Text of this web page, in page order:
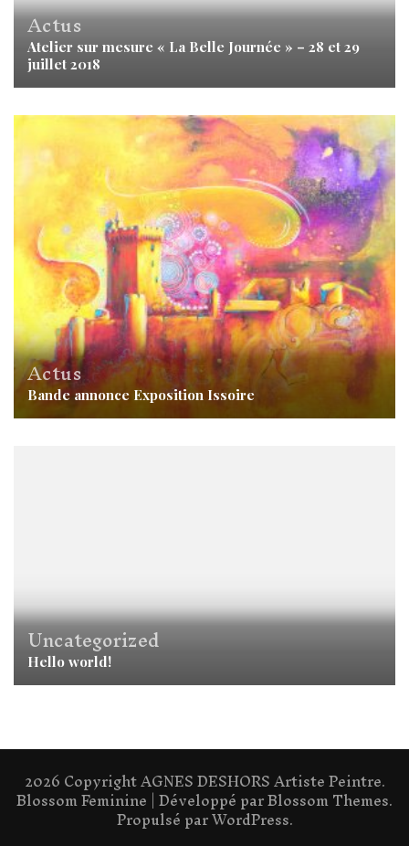
Actus
Atelier sur mesure « La Belle Journée » – 28 et 29
juillet 2018
Actus
Bande annonce Exposition Issoire
Uncategorized
Hello world!
2026 CopyrightAGNES DESHORS Artiste Peintre.
Blossom Feminine | Développé parBlossom Themes.
Propulsé parWordPress.